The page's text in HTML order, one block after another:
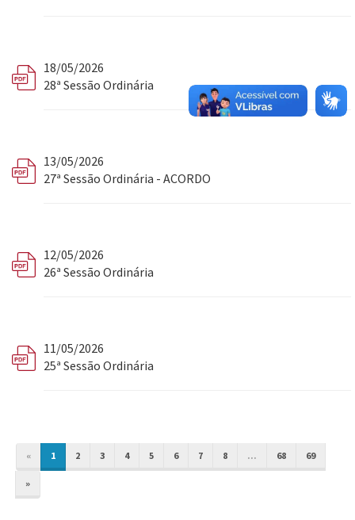
18/05/2026
28ª Sessão Ordinária
13/05/2026
27ª Sessão Ordinária - ACORDO
12/05/2026
26ª Sessão Ordinária
11/05/2026
25ª Sessão Ordinária
« 1 2 3 4 5 6 7 8 ... 68 69
»